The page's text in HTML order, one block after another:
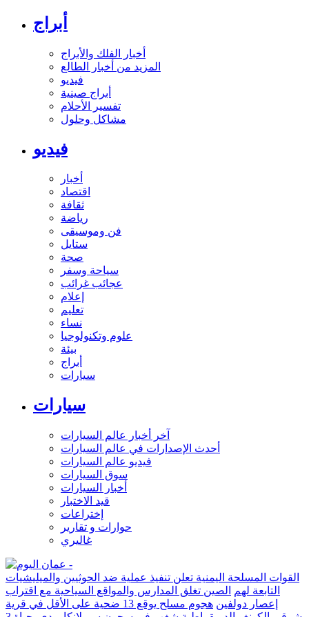
أبراج
أخبار الفلك والأبراج
المزيد من أخبار الطالع
فيديو
أبراج صينية
تفسير الأحلام
مشاكل وحلول
فيديو
أخبار
اقتصاد
ثقافة
رياضة
فن وموسيقى
ستايل
صحة
سياحة وسفر
عجائب غرائب
إعلام
تعليم
نساء
علوم وتكنولوجيا
بيئة
أبراج
سيارات
سيارات
آخر أخبار عالم السيارات
أحدث الإصدارات في عالم السيارات
فيديو عالم السيارات
سوق السيارات
أخبار السيارات
قيد الاختبار
إختراعات
حوارات و تقارير
غاليري
القوات المسلحة اليمنية تعلن تنفيذ عملية ضد الحوثيين والميليشيات
التابعة لهم
الصين تغلق المدارس والمواقع السياحية مع اقتراب
إعصار دولفين
هجوم مسلح يوقع 13 ضحية على الأقل في قرية